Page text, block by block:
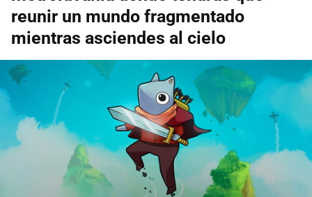
reunir un mundo fragmentado
mientras asciendes al cielo